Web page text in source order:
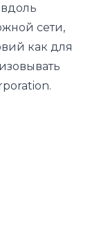
сети,
как для
.